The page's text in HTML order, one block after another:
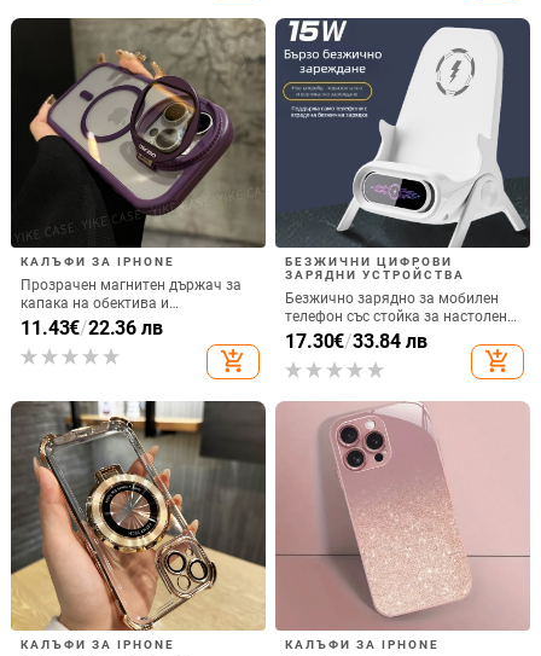
КАЛЪФИ ЗА IPHONE
Прозрачен магнитен държач за
капака на обектива и
удароустойчив твърд калъф за
iPhone 17 Pro Max
11.43€/22.36 лв
add_shopping_cart
БЕЗЖИЧНИ ЦИФРОВИ
ЗАРЯДНИ УСТРОЙСТВА
Безжично зарядно за мобилен
телефон със стойка за настолен
монтаж за хоризонтално или
вертикално ползване, QC3.0, 2 A,
15 W, Бързо зареждане
17.30€/33.84 лв
add_shopping_cart
КАЛЪФИ ЗА IPHONE КАЛЪФИ ЗА IPHONE